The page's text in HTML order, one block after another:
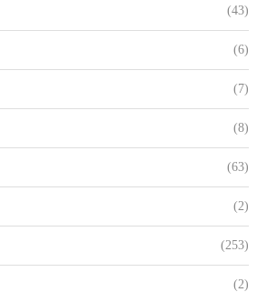
(43)
(6)
(7)
(8)
(63)
(2)
(253)
(2)